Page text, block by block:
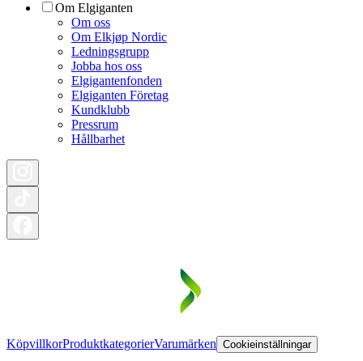
Om Elgiganten
Om oss
Om Elkjøp Nordic
Ledningsgrupp
Jobba hos oss
Elgigantenfonden
Elgiganten Företag
Kundklubb
Pressrum
Hållbarhet
KöpvillkorProduktkategorierVarumärken Cookieinställningar